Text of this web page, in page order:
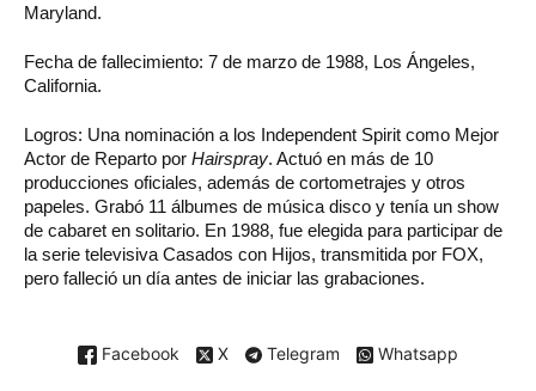
Maryland.
Fecha de fallecimiento: 7 de marzo de 1988, Los Ángeles,
California.
Logros: Una nominación a los Independent Spirit como Mejor
Actor de Reparto por Hairspray. Actuó en más de 10
producciones oficiales, además de cortometrajes y otros
papeles. Grabó 11 álbumes de música disco y tenía un show
de cabaret en solitario. En 1988, fue elegida para participar de
la serie televisiva Casados con Hijos, transmitida por FOX,
pero falleció un día antes de iniciar las grabaciones.
Facebook X Telegram Whatsapp